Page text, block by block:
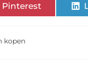
Pinterest
kopen